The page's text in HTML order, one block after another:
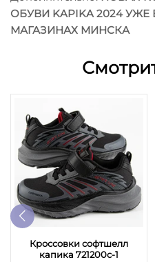
ОБУВИ KAPIKA 2024
МАГАЗИНАХ МИНСКА
Кроссовки софтшелл
капика 721200с-1